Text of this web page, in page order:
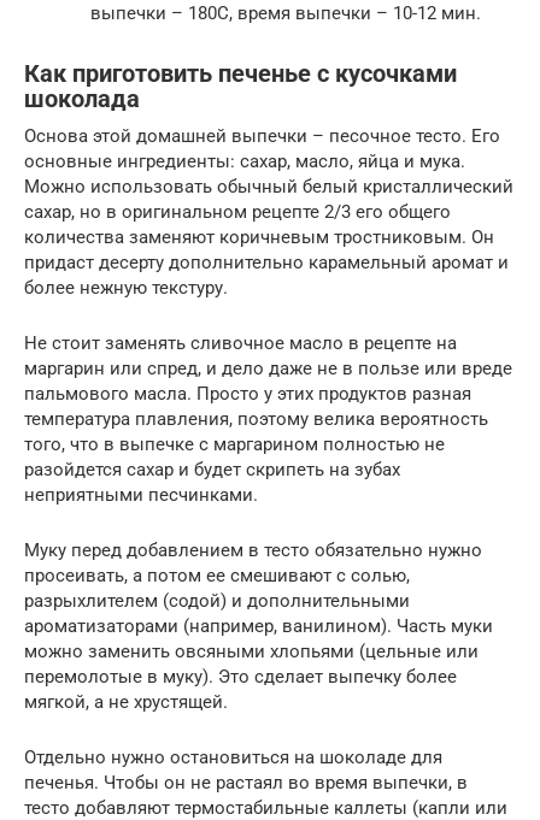
выпечки – 180С, время выпечки – 10-12 мин.
Как приготовить печенье с кусочками
шоколада
Основа этой домашней выпечки – песочное тесто. Его
основные ингредиенты: сахар, масло, яйца и мука.
Можно использовать обычный белый кристаллический
сахар, но в оригинальном рецепте 2/3 его общего
количества заменяют коричневым тростниковым. Он
придаст десерту дополнительно карамельный аромат и
более нежную текстуру.
Не стоит заменять сливочное масло в рецепте на
маргарин или спред, и дело даже не в пользе или вреде
пальмового масла. Просто у этих продуктов разная
температура плавления, поэтому велика вероятность
того, что в выпечке с маргарином полностью не
разойдется сахар и будет скрипеть на зубах
неприятными песчинками.
Муку перед добавлением в тесто обязательно нужно
просеивать, а потом ее смешивают с солью,
разрыхлителем (содой) и дополнительными
ароматизаторами (например, ванилином). Часть муки
можно заменить овсяными хлопьями (цельные или
перемолотые в муку). Это сделает выпечку более
мягкой, а не хрустящей.
Отдельно нужно остановиться на шоколаде для
печенья. Чтобы он не растаял во время выпечки, в
тесто добавляют термостабильные каллеты (капли или